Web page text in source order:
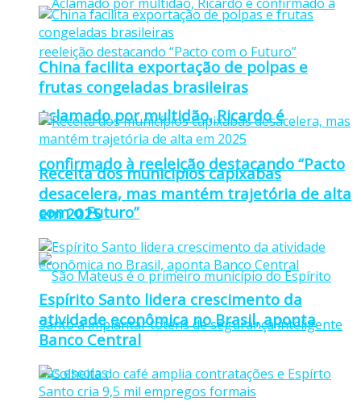
Aclamado por multidão, Ricardo é
confirmado à reeleição destacando “Pacto
com o Futuro”
China facilita exportação de polpas e
frutas congeladas brasileiras
Receita dos municípios capixabas
desacelera, mas mantém trajetória de alta
em 2025
Espírito Santo lidera crescimento da
atividade econômica no Brasil, aponta
Banco Central